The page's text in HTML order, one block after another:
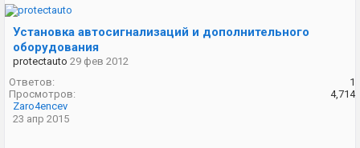
Установка автосигнализаций и дополнительного
оборудования
protectauto 29 фев 2012
Ответов:
1
Просмотров:
4,714
Zaro4encev
23 апр 2015